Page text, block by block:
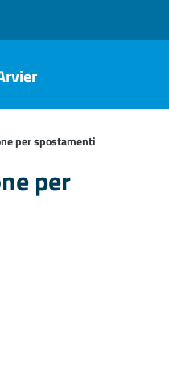
per spostamenti
per